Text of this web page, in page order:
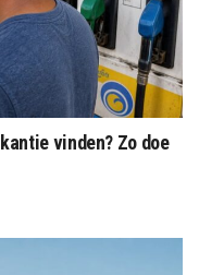
vinden? Zo doe